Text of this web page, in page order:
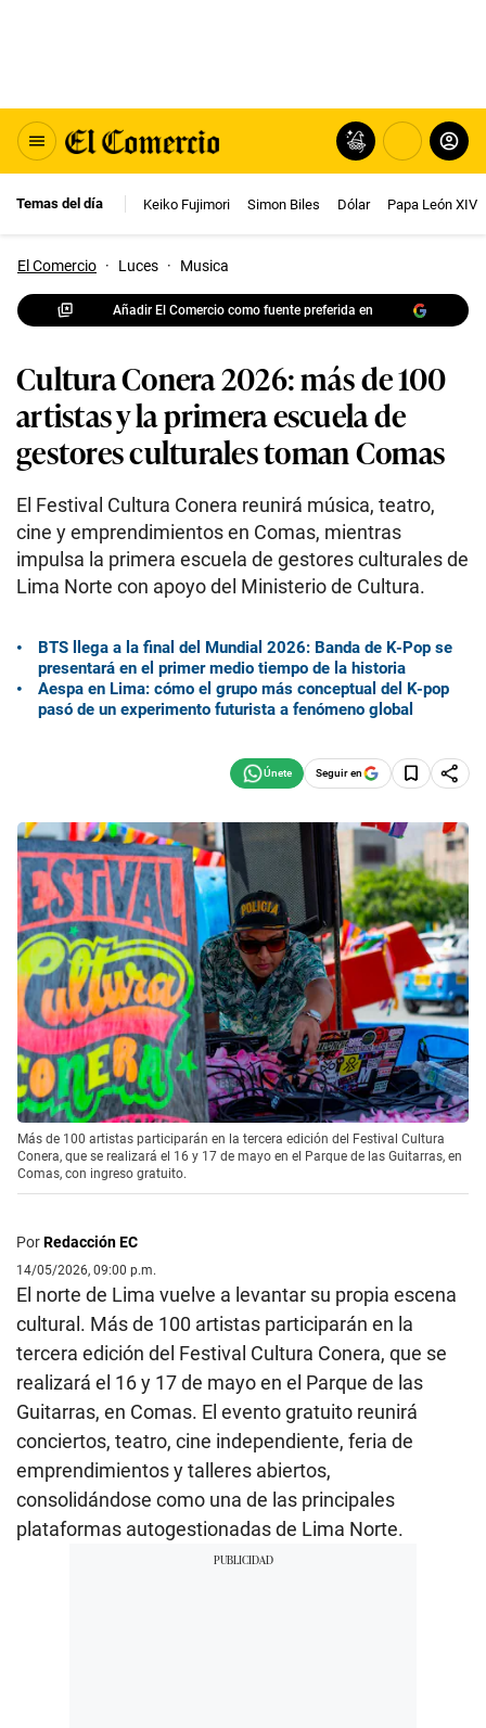
Temas del día Keiko Fujimori Simon Biles Dólar Papa León XIV
El Comercio · Luces · Musica
Añadir El Comercio como fuente preferida en
Cultura Conera 2026: más de 100
artistas y la primera escuela de
gestores culturales toman Comas
El Festival Cultura Conera reunirá música, teatro,
cine y emprendimientos en Comas, mientras
impulsa la primera escuela de gestores culturales de
Lima Norte con apoyo del Ministerio de Cultura.
BTS llega a la final del Mundial 2026: Banda de K-Pop se
presentará en el primer medio tiempo de la historia
Aespa en Lima: cómo el grupo más conceptual del K-pop
pasó de un experimento futurista a fenómeno global
Seguir en
Más de 100 artistas participarán en la tercera edición del Festival Cultura
Conera, que se realizará el 16 y 17 de mayo en el Parque de las Guitarras, en
Comas, con ingreso gratuito.
PorRedacción EC
14/05/2026, 09:00 p.m.
El norte de Lima vuelve a levantar su propia escena
cultural. Más de 100 artistas participarán en la
tercera edición del Festival Cultura Conera, que se
realizará el 16 y 17 de mayo en el Parque de las
Guitarras, en Comas. El evento gratuito reunirá
conciertos, teatro, cine independiente, feria de
emprendimientos y talleres abiertos,
consolidándose como una de las principales
plataformas autogestionadas de Lima Norte.